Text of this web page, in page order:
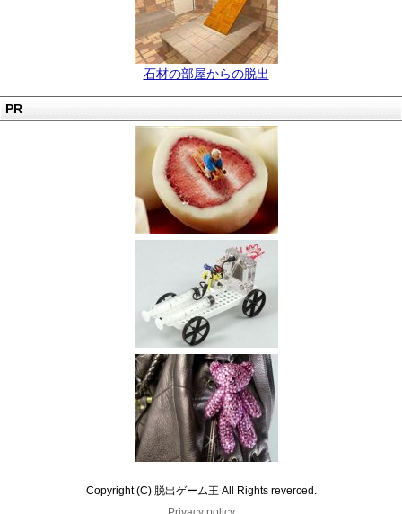
石材の部屋からの脱出
PR
Copyright (C) 脱出ゲーム王 All Rights reverced.